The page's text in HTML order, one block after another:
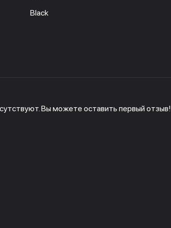
Black
Вы можете оставить первый отзыв!